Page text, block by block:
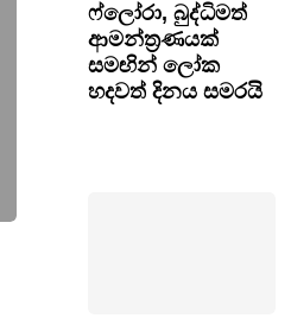
ෆ්ලෝරා, බුද්ධිමත්
ආමන්ත්‍රණයක්
සමඟින් ලෝක
හදවත් දිනය සමරයි